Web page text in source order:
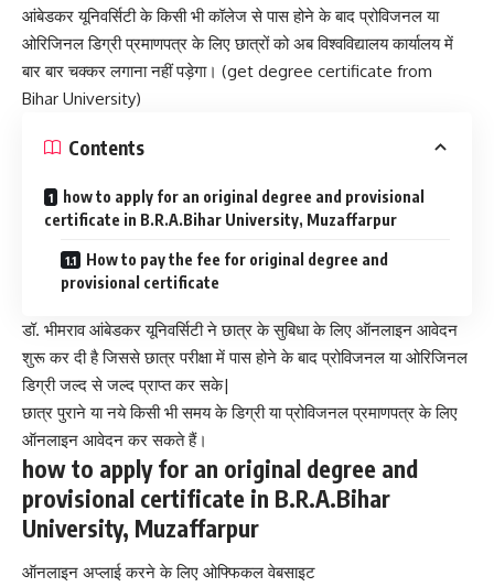
आंबेडकर यूनिवर्सिटी के किसी भी कॉलेज से पास होने के बाद प्रोविजनल या
ओरिजिनल डिग्री प्रमाणपत्र के लिए छात्रों को अब विश्वविद्यालय कार्यालय में
बार बार चक्कर लगाना नहीं पड़ेगा। (get degree certificate from
Bihar University)
Contents
how to apply for an original degree and provisional
certificate in B.R.A.Bihar University, Muzaffarpur
How to pay the fee for original degree and
provisional certificate
डॉ. भीमराव आंबेडकर यूनिवर्सिटी ने छात्र के सुबिधा के लिए ऑनलाइन आवेदन
शुरू कर दी है जिससे छात्र परीक्षा में पास होने के बाद प्रोविजनल या ओरिजिनल
डिग्री जल्द से जल्द प्राप्त कर सके|
छात्र पुराने या नये किसी भी समय के डिग्री या प्रोविजनल प्रमाणपत्र के लिए
ऑनलाइन आवेदन कर सकते हैं।
how to apply for an original degree and
provisional certificate in B.R.A.Bihar
University, Muzaffarpur
ऑनलाइन अप्लाई करने के लिए ओफ्फिकल वेबसाइट